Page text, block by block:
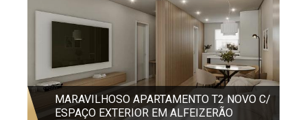
MARAVILHOSO APARTAMENTO T2 NOVO C/
ESPAÇO EXTERIOR EM ALFEIZERÃO